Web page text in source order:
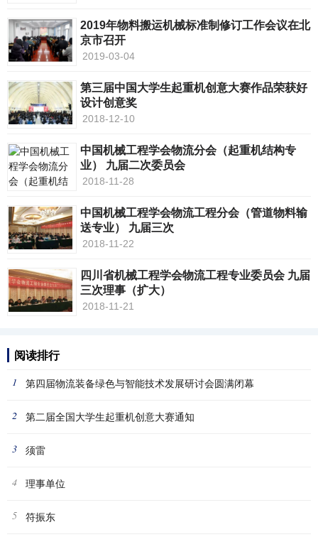
2019年物料搬运机械标准制修订工作会议在北
京市召开
2019-03-04
第三届中国大学生起重机创意大赛作品荣获好
设计创意奖
2018-12-10
中国机械工程学会物流分会（起重机结构专
业） 九届二次委员会
2018-11-28
中国机械工程学会物流工程分会（管道物料输
送专业） 九届三次
2018-11-22
四川省机械工程学会物流工程专业委员会 九届
三次理事（扩大）
2018-11-21
阅读排行
1 第四届物流装备绿色与智能技术发展研讨会圆满闭幕
2 第二届全国大学生起重机创意大赛通知
3 须雷
4 理事单位
5 符振东